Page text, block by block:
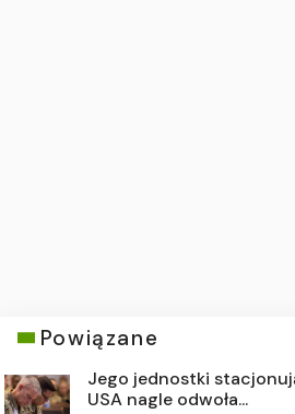
Powiązane
Jego jednostki
USA nagle odwoła...